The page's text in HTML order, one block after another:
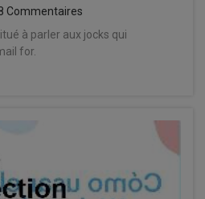
Commentaires
à parler aux jocks qui
for.